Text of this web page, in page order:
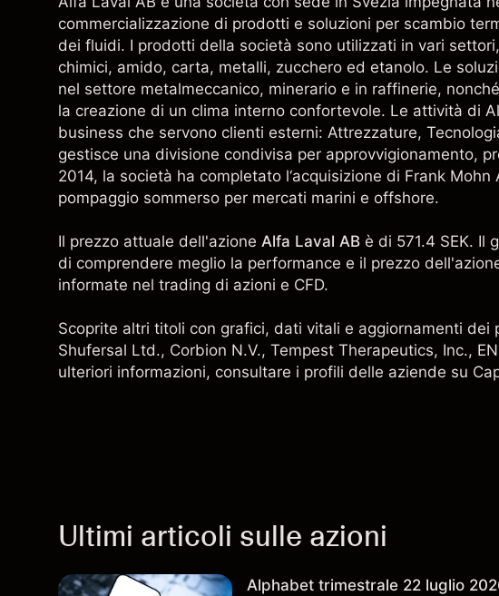
commercializzazione di prodotti e soluzioni per scambio
dei fluidi. I prodotti della società sono utilizzati in vari
chimici, amido, carta, metalli, zucchero ed etanolo. Le
nel settore metalmeccanico, minerario e in raffinerie,
la creazione di un clima interno confortevole. Le attività di
business che servono clienti esterni: Attrezzature,
gestisce una divisione condivisa per approvvigionamento,
2014, la società ha completato l‘acquisizione di Frank
pompaggio sommerso per mercati marini e offshore.
Il prezzo attuale dell'azione Alfa Laval AB è di 571.4 SEK. Il
di comprendere meglio la performance e il prezzo
informate nel trading di azioni e CFD.
Scoprite altri titoli con grafici, dati vitali e aggiornamenti dei
Shufersal Ltd., Corbion N.V., Tempest Therapeutics, Inc.,
ulteriori informazioni, consultare i profili delle aziende su
Ultimi articoli sulle azioni
Alphabet trimestrale 22 luglio